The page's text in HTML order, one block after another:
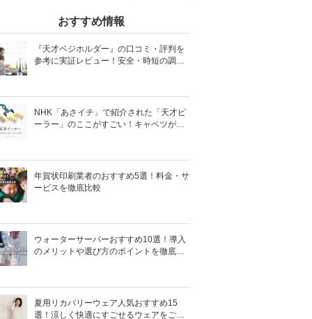
おすすめ情報
『天才ベジホルダー』の口コミ・評判を
参考に実証レビュー！安全・時短の調理
NHK「あさイチ」で紹介された「天才ピ
ーラー」のここがすごい！キャベツがほ
年賀状印刷業者のおすすめ5選！料金・サ
ービスを徹底比較
ウォーターサーバーおすすめ10選！導入
のメリットや選び方のポイントを徹底解
夏用リカバリーウェア人気おすすめ15
選！涼しく快適にすごせるウェアをご紹